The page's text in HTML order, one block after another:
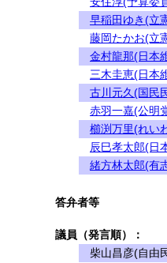
早稲田ゆき(立
藤岡たかお(立
金村龍那(日本
三木圭恵(日本
古川元久(国民
赤羽一嘉(公明
櫛渕万里(れい
辰巳孝太郎(日
緒方林太郎(有
答弁者等
議員（発言順）：
柴山昌彦(自由